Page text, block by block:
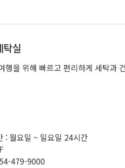
실
행을 위해 빠르고 편리하게 세탁과
: 월요일 ~ 일요일 24시간
479-9000